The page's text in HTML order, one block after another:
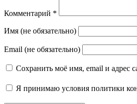
Комментарий *
Имя (не обязательно)
Email (не обязательно)
Сохранить моё имя, email и адрес
Я принимаю условия политики